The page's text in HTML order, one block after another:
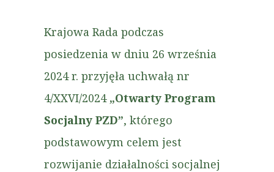
Krajowa Rada podczas
posiedzenia w dniu 26 września
2024 r. przyjęła uchwałą nr
4/XXVI/2024 „Otwarty Program
Socjalny PZD”, którego
podstawowym celem jest
rozwijanie działalności socjalnej